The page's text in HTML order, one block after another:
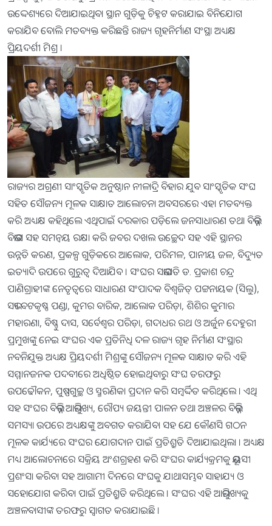
ଉଦ୍ଦେଶ୍ୟରେ ଦିଆଯାଇଥିବା ସ୍ଥାନ ଗୁଡ଼ିକୁ ଚିହ୍ନଟ କରାଯାଇ ବିନିଯୋଗ
କରାଯିବ ବୋଲି ମତବ୍ୟକ୍ତ କରିଛନ୍ତି ରାଜ୍ୟ ଗୃହନିର୍ମାଣ ସଂସ୍ଥା ଅଧ୍ୟକ୍ଷ
ପ୍ରିୟଦର୍ଶୀ ମିଶ୍ର ।
ରାଜ୍ୟର ଅଗ୍ରଣୀ ସାଂସ୍କୃତିକ ଅନୁଷ୍ଠାନ ନୀଳାଦ୍ରି ବିହାର ଯୁବ ସାଂସ୍କୃତିକ ସଂଘ
ସହିତ ସୌଜନ୍ୟ ମୂଳକ ସାକ୍ଷାତ ଆଲୋଚନା ଅବସରରେ ଏହା ମତବ୍ୟକ୍ତ
କରି ଅଧ୍ୟକ୍ଷ କହିଥିଲେ ଏଥିପାଇଁ ଦରକାର ପଡ଼ିଲେ ଜନସାଧାରଣ ତଥା ବିଭିନ୍ନ
ବିଭାଗ ସହ ସମନ୍ୱୟ ରକ୍ଷା କରି ଜବର ଦଖଲ ଉଚ୍ଛେଦ ସହ ଏହି ସ୍ଥାନର
ଉନ୍ନତି କରଣ, ପ୍ରକଳ୍ପ ଗୁଡ଼ିକରେ ଆଲୋକ, ପରିମଳ, ପାନୀୟ ଜଳ, ବିଦ୍ୟୁତ
ଇତ୍ୟାଦି ଉପରେ ଗୁରୁତ୍ୱ ଦିଆଯିବ । ସଂଘର ସଭାପତି ଡ. ପ୍ରକାଶ ଚନ୍ଦ୍ର
ପାଣିଗ୍ରାହୀଙ୍କ ନେତୃତ୍ୱରେ ସାଧାରଣ ସଂପାଦକ ବିଶ୍ୱଜିତ୍ ପଟ୍ଟନାୟକ (ସିଲୁ),
ସଭ୍ୟ ବଟକୃଷ୍ଣ ପଣ୍ଡା, କୁମର ବାରିକ, ଆଲୋକ ପରିଡ଼ା, ଶିଶିର କୁମାର
ମହାରଣା, ବିଷ୍ଣୁ ଦାସ, ସର୍ବେଶ୍ୱର ପରିଡ଼ା, ଗଦାଧର ରଥ ଓ ଅର୍ଜୁନ ଦେହୁରୀ
ପ୍ରମୁଖଙ୍କୁ ନେଇ ସଂଘର ଏକ ପ୍ରତିନିଧି ଦଳ ରାଜ୍ୟ ଗୃହ ନିର୍ମାଣ ସଂସ୍ଥାର
ନବନିଯୁକ୍ତ ଅଧ୍ୟକ୍ଷ ପ୍ରିୟଦର୍ଶୀ ମିଶ୍ରଙ୍କୁ ସୌଜନ୍ୟ ମୂଳକ ସାକ୍ଷାତ କରି ଏହି
ସମ୍ମାନଜନକ ପଦବୀରେ ଅଧିଷ୍ଠିତ ହୋଇଥିବାରୁ ସଂଘ ତରଫରୁ
ଉପଢୌକନ, ପୁଷ୍ପଗୁଚ୍ଛ ଓ ସ୍ମରଣିକା ପ୍ରଦାନ କରି ସମ୍ବର୍ଦ୍ଦିତ କରିଥିଲେ । ଏଥି
ସହ ସଂଘର ବିଭିନ୍ନ ଆଭିମୁଖ୍ୟ, ରୌପ୍ୟ ଜୟନ୍ତୀ ପାଳନ ତଥା ଅଞ୍ଚଳର ବିଭିନ୍ନ
ସମସ୍ୟା ଉପରେ ଅଧ୍ୟକ୍ଷଙ୍କୁ ଅବଗତ କରାଯିବା ସହ ଯେ କୌଣସି ଗଠନ
ମୂଳକ କାର୍ଯ୍ୟରେ ସଂଘର ଯୋଗଦାନ ପାଇଁ ପ୍ରତିଶ୍ରୁତି ଦିଆଯାଇଥିଲା । ଅଧ୍ୟକ୍ଷ
ମଧ୍ୟ ଆଲୋଚନାରେ ସକ୍ରିୟ ଅଂଶଗ୍ରହଣ କରି ସଂଘର କାର୍ଯ୍ୟକ୍ରମକୁ ଭୂୟସୀ
ପ୍ରଶଂସା କରିବା ସହ ଆଗାମୀ ଦିନରେ ସଂଘକୁ ଯାଥାସମ୍ଭବ ସାହାଯ୍ୟ ଓ
ସହୋଯୋଗ କରିବା ପାଇଁ ପ୍ରତିଶ୍ରୁତି କରିଥିଲେ । ସଂଘର ଏହି ଆଭିମୁଖ୍ୟକୁ
ଅଞ୍ଚଳବାସୀଙ୍କ ତରଫରୁ ସ୍ୱାଗତ କରାଯାଇଛି ।